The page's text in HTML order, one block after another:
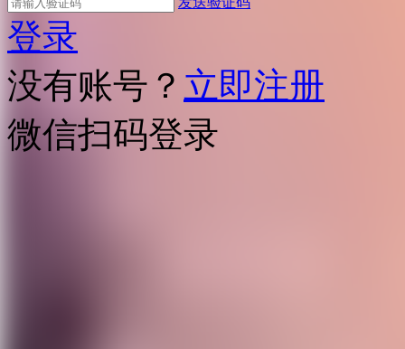
登录
没有账号？ 立即注册
微信扫码登录